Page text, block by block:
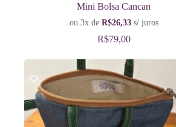
Mini Bolsa Cancan
ou 3x de R$26,33 s/ juros
R$79,00